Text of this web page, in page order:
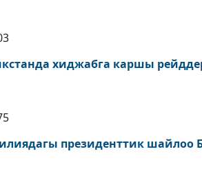
хиджабга каршы
президенттик шайлоо